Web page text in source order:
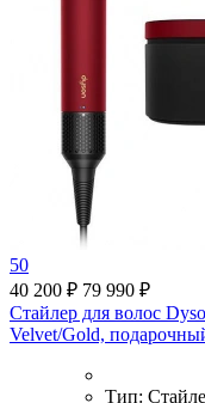
50
40 200 ₽ 79 990 ₽
Стайлер для волос
Velvet/Gold,
Тип: